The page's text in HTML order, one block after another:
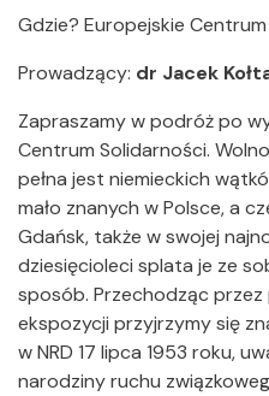
Gdzie? Europejskie
Prowadzący: dr Jacek
Zapraszamy w podróż po
Centrum Solidarności.
pełna jest niemieckich
mało znanych w Polsce, a
Gdańsk, także w swojej
dziesięcioleci splata je ze
sposób. Przechodząc przez
ekspozycji przyjrzymy się
w NRD 17 lipca 1953 roku,
narodziny ruchu